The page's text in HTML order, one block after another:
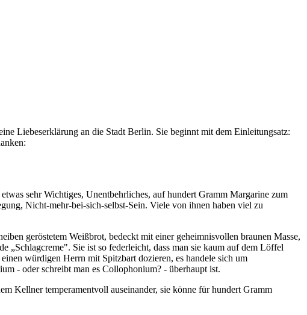
Liebeserklärung an die Stadt Berlin. Sie beginnt mit dem Einleitungsatz:
sehr Wichtiges, Unentbehrliches, auf hundert Gramm Margarine zum
Nicht-mehr-bei-sich-selbst-Sein. Viele von ihnen haben viel zu
geröstetem Weißbrot, bedeckt mit einer geheimnisvollen braunen Masse,
„Schlagcreme". Sie ist so federleicht, dass man sie kaum auf dem Löffel
würdigen Herrn mit Spitzbart dozieren, es handele sich um
- oder schreibt man es Collophonium? - überhaupt ist.
Kellner temperamentvoll auseinander, sie könne für hundert Gramm